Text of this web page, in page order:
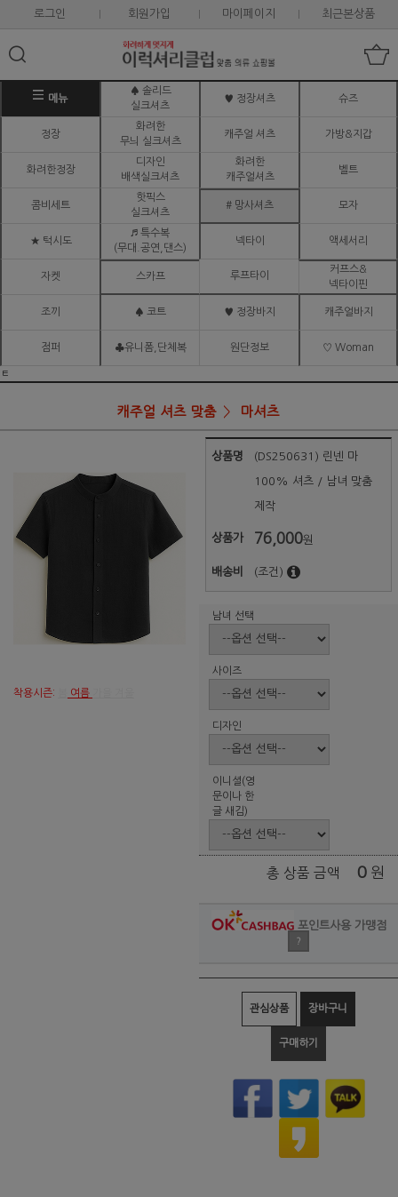
로그인 회원가입 마이페이지 최근본상품
메뉴
♠ 솔리드
실크셔츠
♥ 정장셔츠 슈즈
정장
화려한
무늬 실크셔츠
캐주얼 셔츠 가방&지갑
화려한정장
디자인
배색실크셔츠
화려한
캐주얼셔츠
벨트
콤비세트
핫픽스
실크셔츠
# 망사셔츠 모자
★ 턱시도
♬ 특수복
(무대.공연,댄스)
넥타이 액세서리
자켓 스카프 루프타이
커프스&
넥타이핀
조끼 ♠ 코트 ♥ 정장바지 캐주얼바지
점퍼 ♣유니폼,단체복 원단정보 ♡ Woman
ㅌ
캐주얼 셔츠 맞춤 마셔츠
착용시즌: 여름
상품명 (DS250631) 린넨 마
100% 셔츠 / 남녀 맞춤
제작
상품가 76,000원
배송비 (조건)
남녀 선택
사이즈
디자인
이니셜(영
문이나 한
글 새김)
총 상품 금액 0 원
포인트사용 가맹점
?
관심상품 장바구니
구매하기